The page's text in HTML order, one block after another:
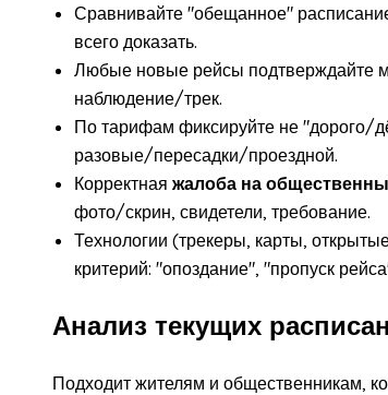
Сравнивайте "обещанное"
всего доказать.
Любые новые рейсы подтверждайте
наблюдение/трек.
По тарифам фиксируйте не "дорого/
разовые/пересадки/проездной.
Корректная жалоба на
фото/скрин, свидетели, требование.
Технологии (трекеры, карты,
критерий: "опоздание", "пропуск
Анализ текущих
Подходит жителям и общественникам,